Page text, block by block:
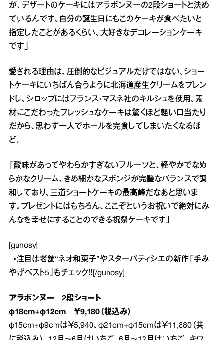
が、デザートのケーキにはアラボンヌーの2段ショートと決め
ているんです。自分の誕生日にもこのケーキが食べたいと
指定したことがあるくらい、大好きなデコレーションケーキ
です」
愛される理由は、圧倒的なビジュアルだけではない。ショー
トケーキにいちばん合うように北海道産生クリームをブレン
ドし、シロップにはフランス・マスネ社のキルシュを使用。素
材にこだわったフレッシュなケーキは驚くほど軽い口当たり
だから、思わず一人でホールを完食してしまいたくなるほ
ど。
「酸味があってやわらかすぎないフルーツと、軽やかでなめ
らかなクリーム、きめ細かなスポンジが完璧なバランスで調
和しており、王道ショートケーキの最高峰だなあと思いま
す。プレゼントにはもちろん、ここぞというお祝いで絶対にみ
んなを幸せにすることのできる祝祭ケーキです」
[gunosy]
→注目は老舗“ネオ和菓子”やスターパティシエの新作「手み
やげベスト5」 もチェック！！[/gunosy]
アラボンヌー 2段ショート
φ18cm+φ12cm ￥9,180（税込み）
φ15cm+φ9cmは￥5,940、φ21cm+φ15cmは￥11,880（共